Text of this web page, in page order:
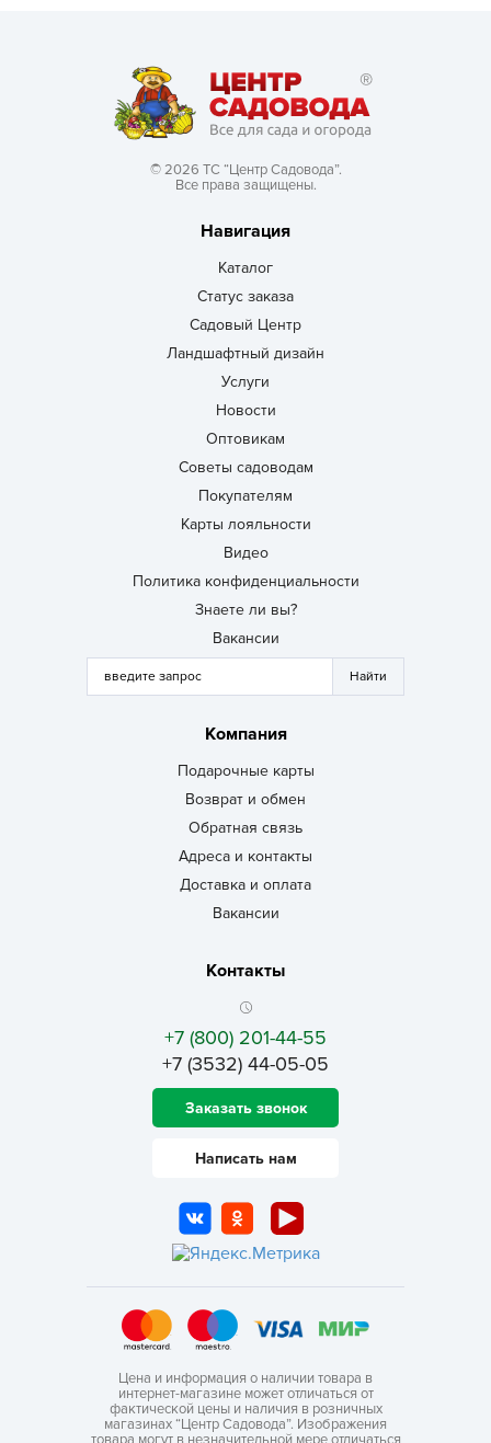
© 2026 ТС “Центр Садовода”.
Все права защищены.
Навигация
Каталог
Статус заказа
Садовый Центр
Ландшафтный дизайн
Услуги
Новости
Оптовикам
Советы садоводам
Покупателям
Карты лояльности
Видео
Политика конфиденциальности
Знаете ли вы?
Вакансии
Компания
Подарочные карты
Возврат и обмен
Обратная связь
Адреса и контакты
Доставка и оплата
Вакансии
Контакты
+7 (800) 201-44-55
+7 (3532) 44-05-05
Заказать звонок
Написать нам
Цена и информация о наличии товара в
интернет-магазине может отличаться от
фактической цены и наличия в розничных
магазинах “Центр Садовода”. Изображения